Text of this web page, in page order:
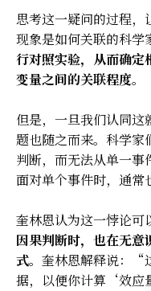
思考这一疑问的过程，
现象是如何关联的科学
行对照实验，从而确
变量之间的关联程度。
但是，一旦我们认同这
题也随之而来。科学家
判断，而无法从单一
面对单个事件时，通常
奎林恩认为这一悖论可
因果判断时，也在无
式。奎林恩解释说：“
据，以便你计算‘效应